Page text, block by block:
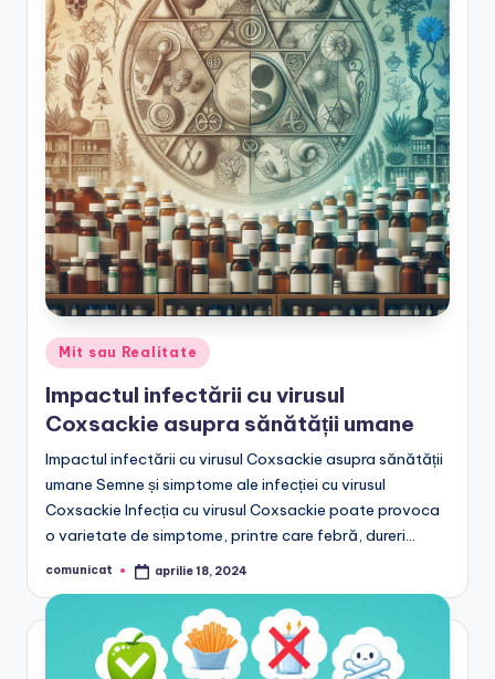
Posted
Mit sau Realitate
Impactul infectării cu virusul
Coxsackie asupra sănătății umane
Impactul infectării cu virusul Coxsackie asupra sănătății
umane Semne și simptome ale infecției cu virusul
Coxsackie Infecția cu virusul Coxsackie poate provoca
o varietate de simptome, printre care febră, dureri…
Posted
comunicat aprilie 18, 2024